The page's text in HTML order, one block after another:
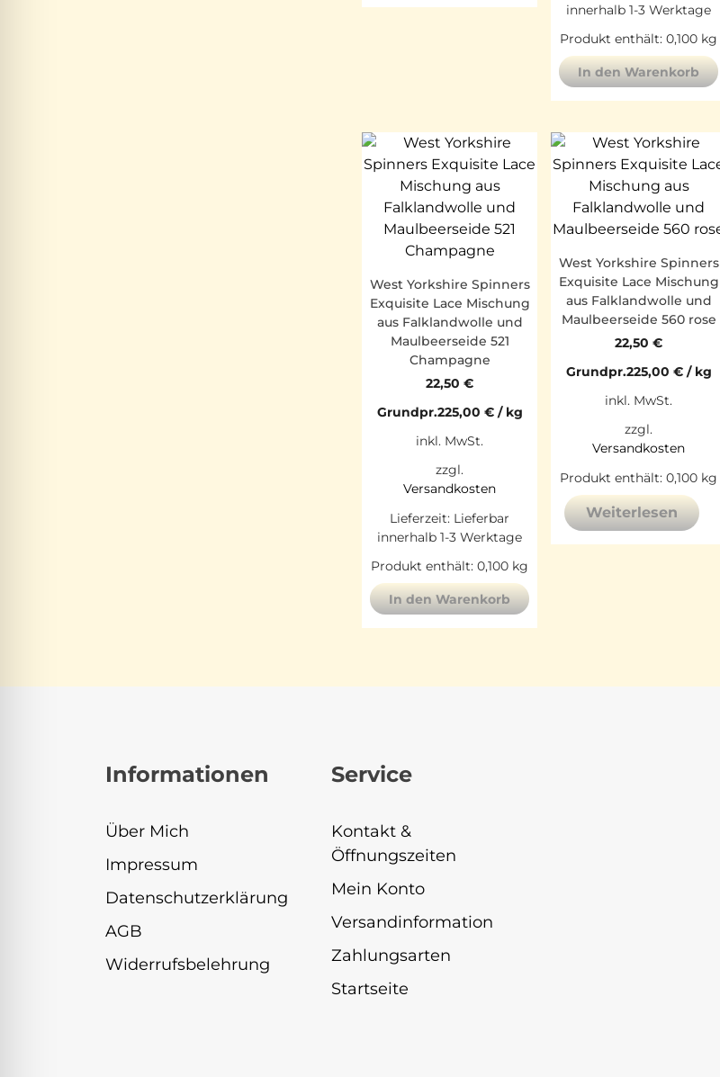
innerhalb 1-3 Werktage
Produkt enthält: 0,100 kg
In den Warenkorb
West Yorkshire Spinners
Exquisite Lace Mischung
aus Falklandwolle und
Maulbeerseide 521
Champagne
22,50 €
Grundpr.225,00 €/ kg
inkl. MwSt.
zzgl.
Versandkosten
Lieferzeit: Lieferbar
innerhalb 1-3 Werktage
Produkt enthält: 0,100 kg
In den Warenkorb
West Yorkshire Spinners
Exquisite Lace Mischung
aus Falklandwolle und
Maulbeerseide 560 rose
22,50 €
Grundpr.225,00 €/ kg
inkl. MwSt.
zzgl.
Versandkosten
Produkt enthält: 0,100 kg
Weiterlesen
Informationen
Über Mich
Impressum
Datenschutzerklärung
AGB
Widerrufsbelehrung
Service
Kontakt &
Öffnungszeiten
Mein Konto
Versandinformation
Zahlungsarten
Startseite